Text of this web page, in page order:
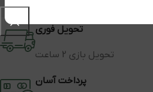
تحویل فوری
تحویل بازی 2 ساعت
پرداخت آسان